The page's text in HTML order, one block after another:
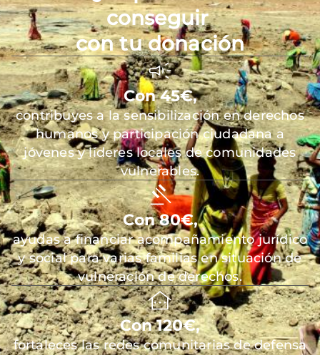
conseguir
con tu donación
Con 45€,
contribuyes a la sensibilización en derechos
humanos y participación ciudadana a
jóvenes y líderes locales de comunidades
vulnerables.
Con 80€,
ayudas a financiar acompañamiento jurídico
y social para varias familias en situación de
vulneración de derechos.
Con 120€,
fortaleces las redes comunitarias de defensa